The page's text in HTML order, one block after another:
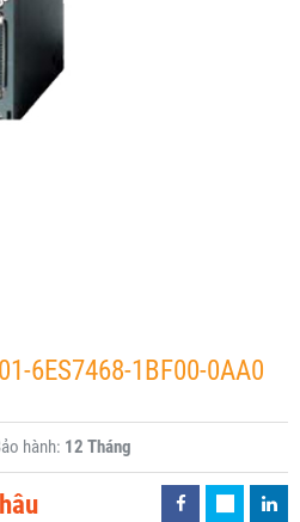
6ES7468-1BF00-0AA0
hành: 12 Tháng